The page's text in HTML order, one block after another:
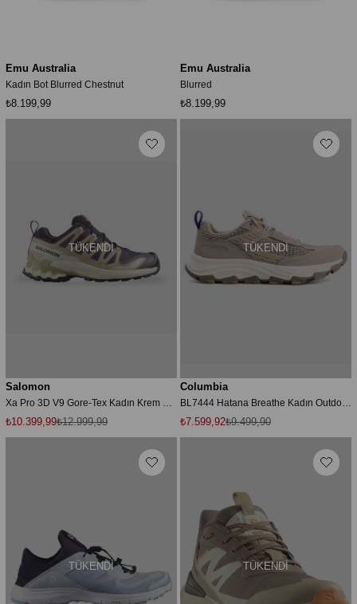
Emu Australia
Kadın Bot Blurred Chestnut
₺8.199,99
Emu Australia
Blurred
₺8.199,99
TÜKENDI
Salomon
₺10.399,99₺12.999,99
TÜKENDI
Columbia
₺7.599,92₺9.499,90
TÜKENDI TÜKENDI